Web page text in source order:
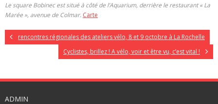
Le square Bobinec est situé à côté de l’Aquarium, derrière le restaurant « La
Marée », avenue de Colmar. Carte
rencontres régionales des ateliers vélo, 8 et 9 octobre à La Rochelle
Cyclistes, brillez ! A vélo, voir et être vu, c’est vital !
ADMIN